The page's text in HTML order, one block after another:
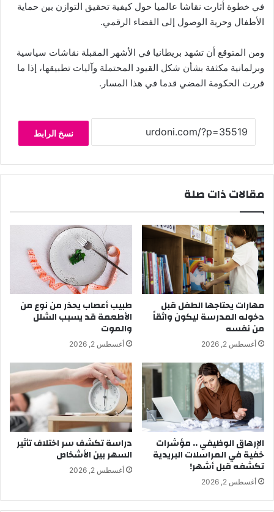
في خطوة أثارت نقاشا عالميا حول كيفية تحقيق التوازن بين حماية
الأطفال وحرية الوصول إلى الفضاء الرقمي.
ومن المتوقع أن تشهد بريطانيا في الأشهر المقبلة نقاشات سياسية
وبرلمانية مكثفة بشأن شكل القيود المحتملة وآليات تطبيقها، إذا ما
قررت الحكومة المضي قدما في هذا المسار.
نسخ الرابط
مقالات ذات صلة
مهارات يحتاجها الطفل قبل
دخوله المدرسة ليكون واثقاً
من نفسه
أغسطس 2, 2026
طبيب أعصاب يحذر من نوع من
الأطعمة قد يسبب الشلل
والموت
أغسطس 2, 2026
الإرهاق الوظيفي .. مؤشرات
خفية في المراسلات البريدية
تكشفه قبل أشهر!
أغسطس 2, 2026
دراسة تكشف سر اختلاف تأثير
السهر بين الأشخاص
أغسطس 2, 2026